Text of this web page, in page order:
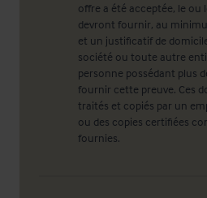
offre a été acceptée, le
devront fournir, au
et un justificatif de
société ou toute autre
personne possédant plus
fournir cette preuve. Ces
traités et copiés par un
ou des copies certifiées
fournies.